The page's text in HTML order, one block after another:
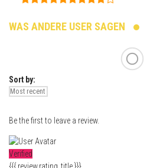
WAS ANDERE USER SAGEN
Sort by:
Be the first to leave a review.
Verified